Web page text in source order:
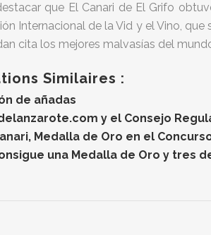
que El Canari de El Grifo
Internacional de la Vid y el Vino,
cita los mejores malvasías del
Similaires :
de añadas
y el Consejo
Medalla de Oro en el
una Medalla de Oro y tres